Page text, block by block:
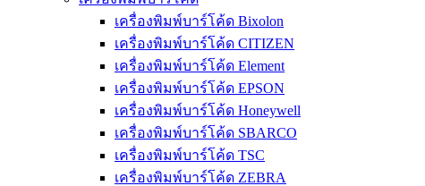
เครื่องพิมพ์บาร์โค้ด Bixolon
เครื่องพิมพ์บาร์โค้ด CITIZEN
เครื่องพิมพ์บาร์โค้ด Element
เครื่องพิมพ์บาร์โค้ด EPSON
เครื่องพิมพ์บาร์โค้ด Honeywell
เครื่องพิมพ์บาร์โค้ด SBARCO
เครื่องพิมพ์บาร์โค้ด TSC
เครื่องพิมพ์บาร์โค้ด ZEBRA